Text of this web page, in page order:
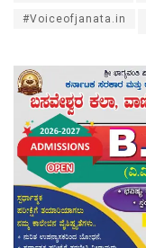
#Voiceofjanata.in